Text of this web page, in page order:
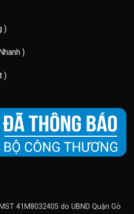
)
)
)
41M8032405 do UBND Quận Gò